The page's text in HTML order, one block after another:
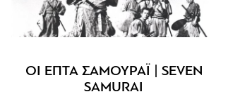
ΟΙ ΕΠΤΑ ΣΑΜΟΥΡΑΪ | SEVEN
SAMURAI